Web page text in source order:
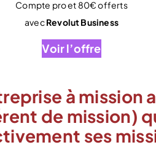
Compte pro et 80€ offerts
avecRevolut Business
Voir l’offre
à mission
de mission)
ses